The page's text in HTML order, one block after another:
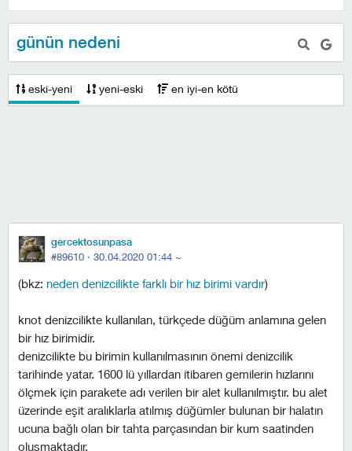
günün nedeni
eski-yeni yeni-eski en iyi-en kötü
gercektosunpasa
#89610 · 30.04.2020 01:44 ~
(bkz: neden denizcilikte farklı bir hız birimi vardır)
knot denizcilikte kullanılan, türkçede düğüm anlamına gelen
bir hız birimidir.
denizcilikte bu birimin kullanılmasının önemi denizcilik
tarihinde yatar. 1600 lü yıllardan itibaren gemilerin hızlarını
ölçmek için parakete adı verilen bir alet kullanılmıştır. bu alet
üzerinde eşit aralıklarla atılmış düğümler bulunan bir halatın
ucuna bağlı olan bir tahta parçasından bir kum saatinden
oluşmaktadır.